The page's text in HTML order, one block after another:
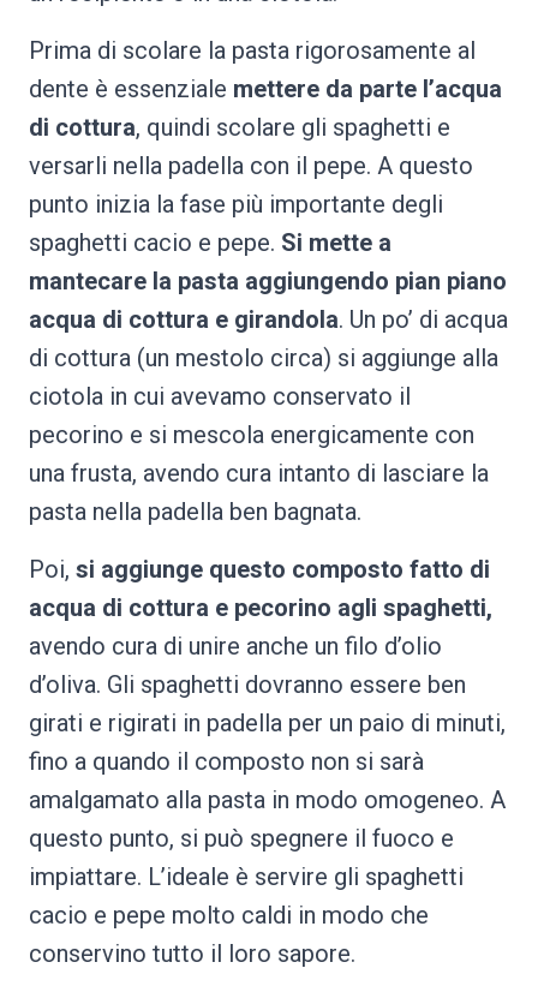
Prima di scolare la pasta rigorosamente al
dente è essenziale mettere da parte l’acqua
di cottura, quindi scolare gli spaghetti e
versarli nella padella con il pepe. A questo
punto inizia la fase più importante degli
spaghetti cacio e pepe. Si mette a
mantecare la pasta aggiungendo pian piano
acqua di cottura e girandola. Un po’ di acqua
di cottura (un mestolo circa) si aggiunge alla
ciotola in cui avevamo conservato il
pecorino e si mescola energicamente con
una frusta, avendo cura intanto di lasciare la
pasta nella padella ben bagnata.
Poi, si aggiunge questo composto fatto di
acqua di cottura e pecorino agli spaghetti,
avendo cura di unire anche un filo d’olio
d’oliva. Gli spaghetti dovranno essere ben
girati e rigirati in padella per un paio di minuti,
fino a quando il composto non si sarà
amalgamato alla pasta in modo omogeneo. A
questo punto, si può spegnere il fuoco e
impiattare. L’ideale è servire gli spaghetti
cacio e pepe molto caldi in modo che
conservino tutto il loro sapore.